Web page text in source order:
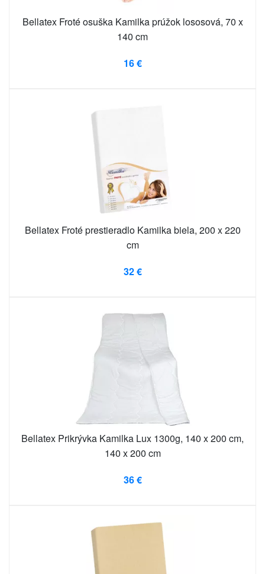
Bellatex Froté osuška Kamilka prúžok lososová, 70 x
140 cm
16 €
Bellatex Froté prestieradlo Kamilka biela, 200 x 220
cm
32 €
Bellatex Prikrývka Kamilka Lux 1300g, 140 x 200 cm,
140 x 200 cm
36 €